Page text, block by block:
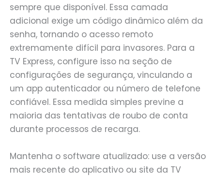
sempre que disponível. Essa camada
adicional exige um código dinâmico além da
senha, tornando o acesso remoto
extremamente difícil para invasores. Para a
TV Express, configure isso na seção de
configurações de segurança, vinculando a
um app autenticador ou número de telefone
confiável. Essa medida simples previne a
maioria das tentativas de roubo de conta
durante processos de recarga.
Mantenha o software atualizado: use a versão
mais recente do aplicativo ou site da TV